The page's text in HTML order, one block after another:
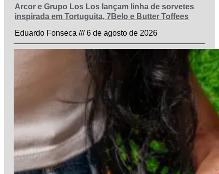
Arcor e Grupo Los Los lançam linha de sorvetes
inspirada em Tortuguita, 7Belo e Butter Toffees
Eduardo Fonseca
6 de agosto de 2026